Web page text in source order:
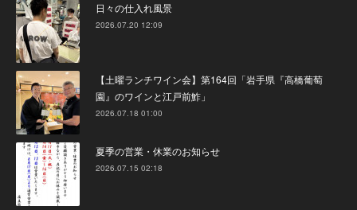
日々の仕入れ風景
2026.07.20 12:09
【土曜ランチワイン会】第164回「岩手県『高橋葡萄
園』のワインと江戸前鮓」
2026.07.18 01:00
夏季の営業・休業のお知らせ
2026.07.15 02:18